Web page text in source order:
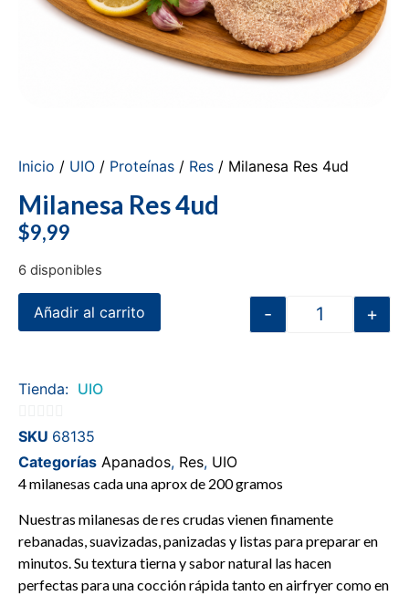
Inicio / UIO / Proteínas / Res / Milanesa Res 4ud
Milanesa Res 4ud
$9,99
6 disponibles
- +
Añadir al carrito
Tienda: UIO
0
de
5
SKU 68135
Categorías Apanados, Res, UIO
4 milanesas cada una aprox de 200 gramos
Nuestras milanesas de res crudas vienen finamente
rebanadas, suavizadas, panizadas y listas para preparar en
minutos. Su textura tierna y sabor natural las hacen
perfectas para una cocción rápida tanto en airfryer como en